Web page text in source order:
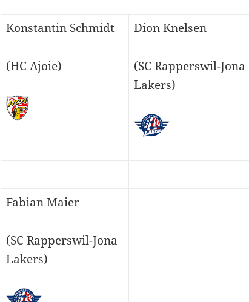
Konstantin Schmidt
(HC Ajoie)
Dion Knelsen
(SC Rapperswil-Jona
Lakers)
Fabian Maier
(SC Rapperswil-Jona
Lakers)